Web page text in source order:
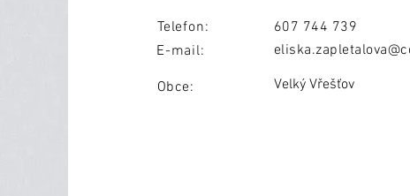
Telefon:
607 744 739
E-mail:
Obce: Velký Vřešťov